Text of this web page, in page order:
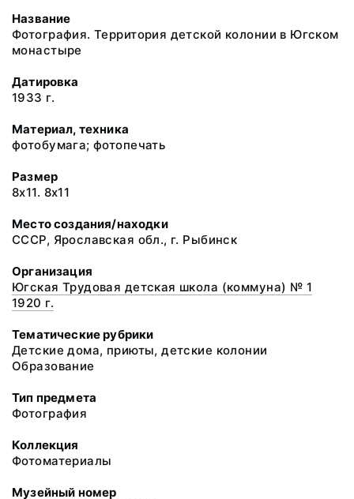
Название
Фотография. Территория детской колонии в Югском
монастыре
Датировка
1933 г.
Материал, техника
фотобумага; фотопечать
Размер
8х11. 8х11
Место создания/находки
СССР, Ярославская обл., г. Рыбинск
Организация
Югская Трудовая детская школа (коммуна) № 1
1920 г.
Тематические рубрики
Детские дома, приюты, детские колонии
Образование
Тип предмета
Фотография
Коллекция
Фотоматериалы
Музейный номер